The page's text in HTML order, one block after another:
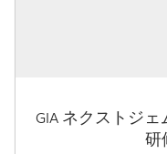
GIA ネクストジ
研